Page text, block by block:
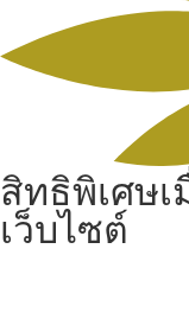
สิทธิพิเศษ
เว็บไซต์